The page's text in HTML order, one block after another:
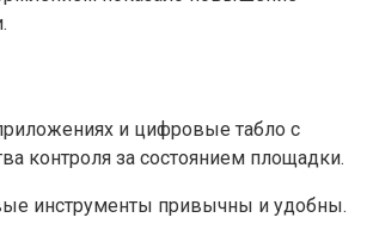
и цифровые табло с
контроля за состоянием площадки.
инструменты привычны и удобны.